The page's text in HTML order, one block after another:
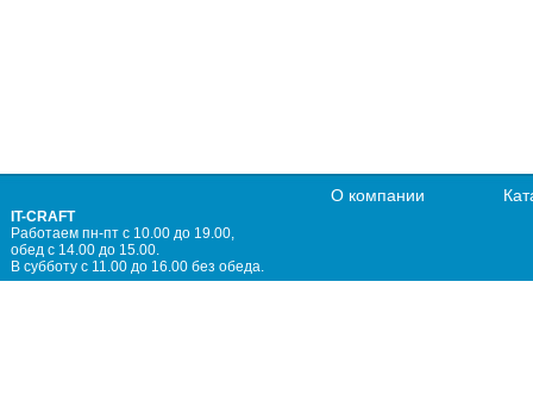
IT-CRAFT
Работаем пн-пт с 10.00 до 19.00,
обед с 14.00 до 15.00.
В субботу с 11.00 до 16.00 без обеда.
О компании